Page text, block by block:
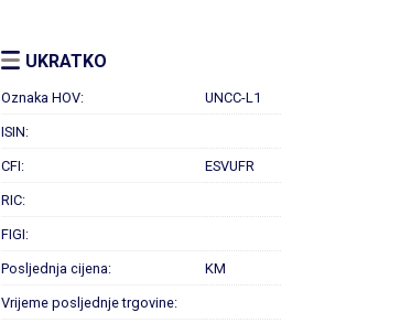
UKRATKO
Oznaka HOV: UNCC-L1
ISIN:
CFI: ESVUFR
RIC:
FIGI:
Posljednja cijena: KM
Vrijeme posljednje trgovine: